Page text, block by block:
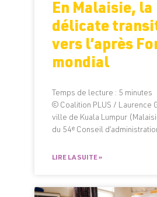
En Malaisie, la
délicate
vers l’après
mondial
Temps de lecture : 5 minutes
© Coalition PLUS / Laurence
ville de Kuala Lumpur
du 54ᵉ Conseil
LIRE LA SUITE »